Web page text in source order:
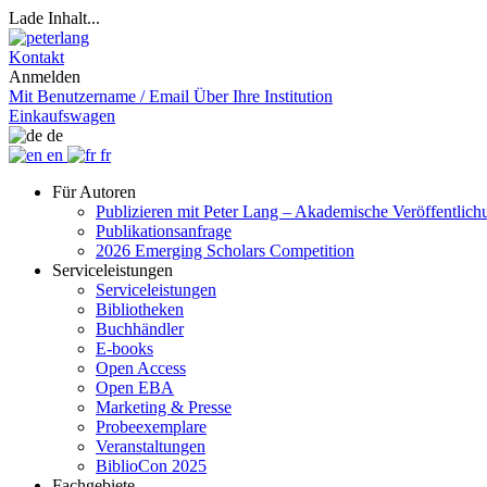
Lade Inhalt...
Kontakt
Anmelden
Mit Benutzername / Email Über Ihre Institution
Einkaufswagen
de
en
fr
Für Autoren
Publizieren mit Peter Lang – Akademische
Publikationsanfrage
2026 Emerging Scholars Competition
Serviceleistungen
Serviceleistungen
Bibliotheken
Buchhändler
E-books
Open Access
Open EBA
Marketing & Presse
Probeexemplare
Veranstaltungen
BiblioCon 2025